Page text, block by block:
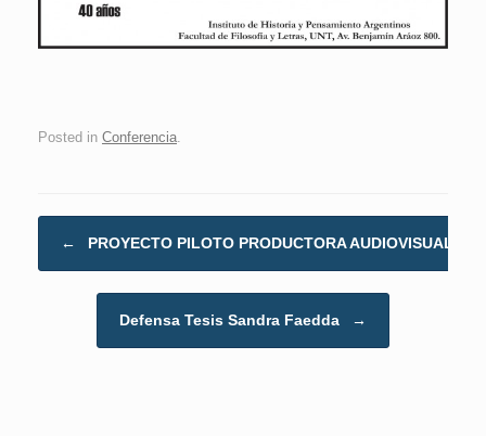
Posted in Conferencia
← PROYECTO PILOTO PRODUCTORA AUDIOVISUAL
Defensa Tesis Sandra Faedda →